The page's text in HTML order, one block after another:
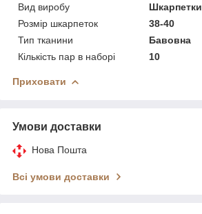
Вид виробу
Шкарпетки
Розмір шкарпеток
38-40
Тип тканини
Бавовна
Кількість пар в наборі
10
Приховати
Умови доставки
Нова Пошта
Всі умови доставки